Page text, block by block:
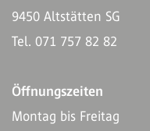
9450 Altstätten SG
Tel. 071 757 82 82
Öffnungszeiten
Montag bis Freitag